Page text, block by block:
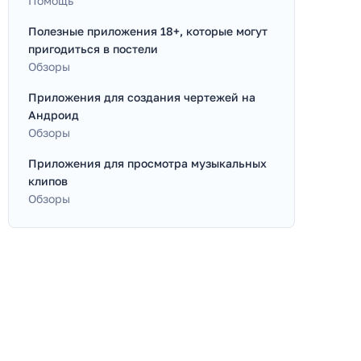
Полезные приложения 18+, которые могут
пригодиться в постели
Обзоры
Приложения для создания чертежей на
Андроид
Обзоры
Приложения для просмотра музыкальных
клипов
Обзоры